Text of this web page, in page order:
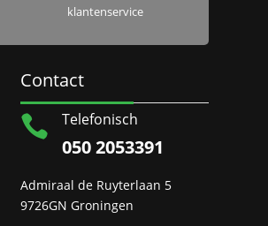
klantenservice
Contact
 Telefonisch
050 2053391
Admiraal de Ruyterlaan 5
9726GN Groningen